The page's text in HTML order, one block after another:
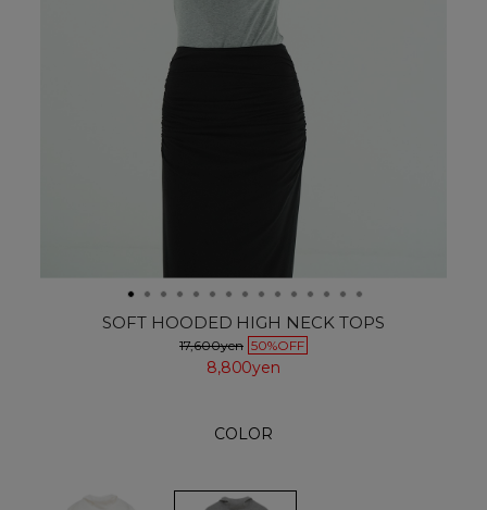
SOFT HOODED HIGH NECK TOPS
17,600yen 50%OFF
8,800yen
COLOR